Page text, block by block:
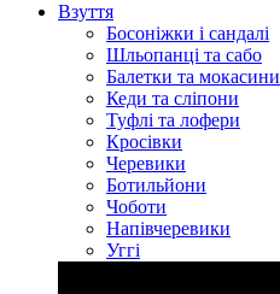
Взуття
Босоніжки і сандалі
Шльопанці та сабо
Балетки та мокасини
Кеди та сліпони
Туфлі та лофери
Кросівки
Черевики
Ботильйони
Чоботи
Напівчеревики
Уггі